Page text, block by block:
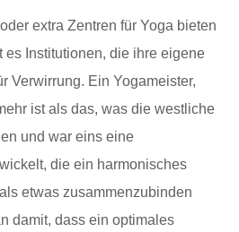
extra Zentren für Yoga bieten
es Institutionen, die ihre eigene
Verwirrung. Ein Yogameister,
ist als das, was die westliche
und war eins eine
die ein harmonisches
etwas zusammenzubinden
damit, dass ein optimales